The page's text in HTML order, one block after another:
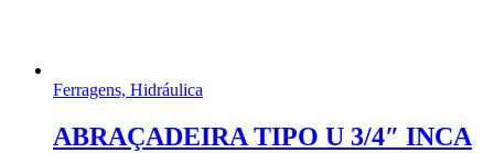
Ferragens, Hidráulica
ABRAÇADEIRA TIPO U 3/4″ INCA